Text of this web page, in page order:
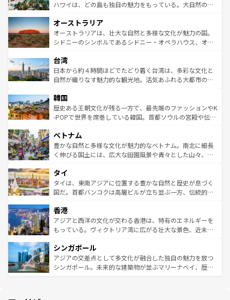
西部には大自然が広がり、グランドキャニオンやイエロー
部のニューオーリンズでは、音楽と美食が融合した独特の
文化が魅力。旅行者はアメリカの各地域で異なる魅力を楽
しみながら、その多様性と豊かな歴史を感じることができ
ならではの贅沢な旅のスタイルだ。 なお、新着のアメリカ
情報はコンテンツ一覧を参照してほしい。
ハワイは、どの島も独自の魅力をもっている。大自然の神
ワイ島は見逃せない。また、定番の観光地といえばオアフ
島だが、静かな自然を求めるならマウイ島やカウアイ島が
おすすめ。エメラルドグリーンに輝く海をはじめ、豊かな
れるおもてなしの心で訪れる人々を迎えてくれるハワイの
人々、おいしいローカルフードやハワイアンミュージッ
ク、伝統的なフラダンスなど、すべてがハワイの魅力を彩
ワイを、存分に味わってほしい。 なお、新着のハワイ情報
はコンテンツ一覧を参照してほしい。
オーストラリア
オーストラリアは、壮大な自然と多様な文化が魅力の国。
シドニーのシンボルであるシドニー・オペラハウス、オー
リアリーフや大陸中央部にそびえるウルル（エアーズロッ
ク）、タスマニアの美しい原生林やケアンズの熱帯雨林な
ど、見どころがたくさん。また、カフェやワイン、オージ
いる。アクティビティも充実しており、サーフィンやダイ
ビング、ハイキングなど、アウトドア好きにはたまらな
い。オーストラリアの多彩な魅力を存分に味わいつくそ
参照してほしい。
台湾
日本から約４時間ほどでたどり着く台湾は、多彩な文化と
自然が織りなす魅力的な観光地。活気あふれる大都市の台
ン）、静ひつな山岳地帯である台湾東部など、都市の喧騒
と山間の静けさが共存しており、訪れる人に新しい発見と
驚きをもたらしてくれる。また、奥深い台湾の食文化も魅
容にもいいと評判のスイーツなど、バラエティ豊かな料理
が味わえる。 なお、新着の台湾情報は コンテンツ一覧を参
照してほしい。
韓国
歴史ある王朝文化が残る一方で、最先端のファッションやK
-POPで世界を席巻している韓国。首都ソウルの宮殿や伝統
き、地方に足を延ばせば四季折々の自然美を楽しむことが
できる。そして、キムチや焼肉、絶品のストリートフード
まで、さまざまな韓国料理が待っている。夜には、韓国な
リティに包まれながら、韓国の多彩な魅力を心ゆくまで味
わってみてほしい。 なお、新着の韓国情報はコンテンツ一
覧を参照してほしい。
ベトナム
豊かな自然と多様な文化が魅力的なベトナム。南北に細長
く伸びる国土には、広大な田園風景や青々とした山々、世
急速な発展と共に伝統が息づく。ハノイの古い町並みやホ
ーチミン市のフランス統治時代の建物も、独特の雰囲気を
醸し出している。また、バラエティの豊かさとおいしさで
とつ。フォーやバインミー、ベトナムコーヒーなどは、ぜ
ひ現地で味わいたい。どの地域を訪れてもあたたかい人々
が旅行者を迎えてくれるので、きっと忘れられない旅にな
参照してほしい。
タイ
タイは、東南アジアに位置する豊かな自然と歴史が息づく
国だ。首都バンコクは高層ビルが立ち並ぶ一方、伝統的な
の活気が交差している。北部ではチェンマイなどの山岳地
帯で自然と触れ合い、南部ではプーケットやクラビの美し
いビーチでリゾート気分を楽しむことができる。タイ料理
激する。気候は一年中温暖で、どの季節にも異なる楽しみ
が待っている。親しみやすいタイの人々、仏教を中心とし
た文化、そして多様な観光資源が、訪れる旅人を魅了し続
香港
アジアと西洋の文化が交わる香港は、特有のエネルギーを
もっている。ヴィクトリア湾に広がる壮大な景色、近未来
み、どこを訪れても感動するはず。観光スポットが密集し
ており、効率よく見どころを回れるのも魅力。息をのむよ
うな絶景から文化的な体験まで、香港を存分に楽しみ尽く
シンガポール
アジアの交差点として多文化が融合した独自の魅力を放つ
シンガポール。未来的な建築物が並ぶマリーナベイ、歴史